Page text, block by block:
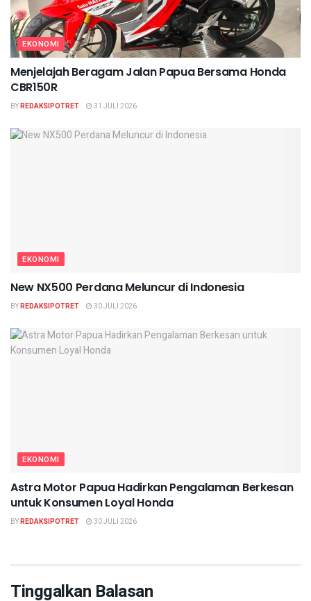
EKONOMI
Menjelajah Beragam Jalan Papua Bersama Honda
CBR150R
BYREDAKSIPOTRET 31 JULI 2026
EKONOMI
New NX500 Perdana Meluncur di Indonesia
BYREDAKSIPOTRET 30 JULI 2026
EKONOMI
Astra Motor Papua Hadirkan Pengalaman Berkesan
untuk Konsumen Loyal Honda
BYREDAKSIPOTRET 30 JULI 2026
Tinggalkan Balasan